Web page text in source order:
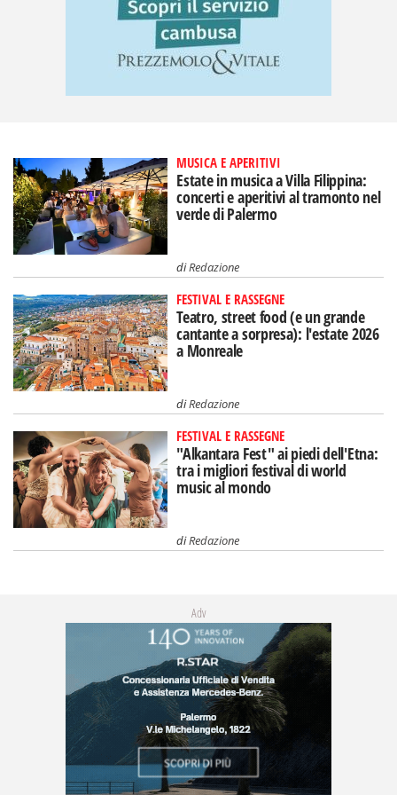
MUSICA E APERITIVI
Estate in musica a Villa Filippina:
concerti e aperitivi al tramonto nel
verde di Palermo
diRedazione
FESTIVAL E RASSEGNE
Teatro, street food (e un grande
cantante a sorpresa): l'estate 2026
a Monreale
diRedazione
FESTIVAL E RASSEGNE
"Alkantara Fest" ai piedi dell'Etna:
tra i migliori festival di world
music al mondo
diRedazione
Adv